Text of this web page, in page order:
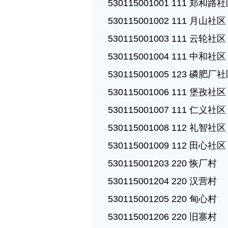
530115001001 111 郑和路社
530115001002 111 月山社区
530115001003 111 云轮社区
530115001004 111 中和社区
530115001005 123 磷肥厂社
530115001006 111 堡孜社区
530115001007 111 仁义社区
530115001008 112 礼智社区
530115001009 112 田心社区
530115001203 220 恢厂村
530115001204 220 汉营村
530115001205 220 甸心村
530115001206 220 旧寨村